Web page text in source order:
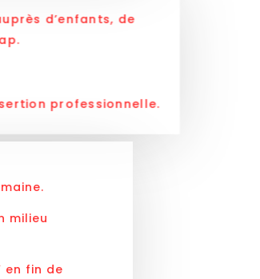
d’enfants, de
professionnelle.
milieu
en fin de